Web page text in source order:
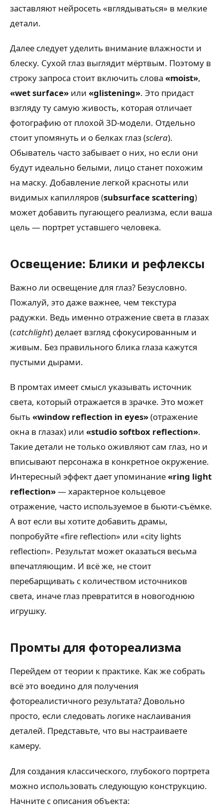
заставляют нейросеть «вглядываться» в мелкие
детали.
Далее следует уделить внимание влажности и
блеску. Сухой глаз выглядит мёртвым. Поэтому в
строку запроса стоит включить слова «moist»,
«wet surface» или «glistening». Это придаст
взгляду ту самую живость, которая отличает
фотографию от плохой 3D-модели. Отдельно
стоит упомянуть и о белках глаз (sclera).
Обыватель часто забывает о них, но если они
будут идеально белыми, лицо станет похожим
на маску. Добавление легкой красноты или
видимых капилляров (subsurface scattering)
может добавить пугающего реализма, если ваша
цель — портрет уставшего человека.
Освещение: Блики и рефлексы
Важно ли освещение для глаз? Безусловно.
Пожалуй, это даже важнее, чем текстура
радужки. Ведь именно отражение света в глазах
(catchlight) делает взгляд сфокусированным и
живым. Без правильного блика глаза кажутся
пустыми дырами.
В промтах имеет смысл указывать источник
света, который отражается в зрачке. Это может
быть «window reflection in eyes»(отражение
окна в глазах) или «studio softbox reflection».
Такие детали не только оживляют сам глаз, но и
вписывают персонажа в конкретное окружение.
Интересный эффект дает упоминание«ring light
reflection»— характерное кольцевое
отражение, часто используемое в бьюти-съёмке.
А вот если вы хотите добавить драмы,
попробуйте «fire reflection» или «city lights
reflection». Результат может оказаться весьма
впечатляющим. И всё же, не стоит
перебарщивать с количеством источников
света, иначе глаз превратится в новогоднюю
игрушку.
Промты для фотореализма
Перейдем от теории к практике. Как же собрать
всё это воедино для получения
фотореалистичного результата? Довольно
просто, если следовать логике наслаивания
деталей. Представьте, что вы настраиваете
камеру.
Для создания классического, глубокого портрета
можно использовать следующую конструкцию.
Начните с описания объекта: